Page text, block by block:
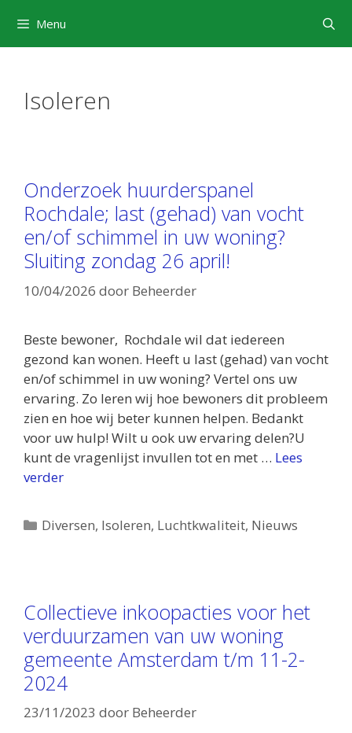
naar
de
Menu
Isoleren
Onderzoek huurderspanel
Rochdale; last (gehad) van vocht
en/of schimmel in uw woning?
Sluiting zondag 26 april!
10/04/2026 door Beheerder
Beste bewoner, Rochdale wil dat iedereen
gezond kan wonen. Heeft u last (gehad) van vocht
en/of schimmel in uw woning? Vertel ons uw
ervaring. Zo leren wij hoe bewoners dit probleem
zien en hoe wij beter kunnen helpen. Bedankt
voor uw hulp! Wilt u ook uw ervaring delen?U
kunt de vragenlijst invullen tot en met … Lees
verder
Categorieën
Diversen, Isoleren, Luchtkwaliteit, Nieuws
Collectieve inkoopacties voor het
verduurzamen van uw woning
gemeente Amsterdam t/m 11-2-
2024
23/11/2023 door Beheerder